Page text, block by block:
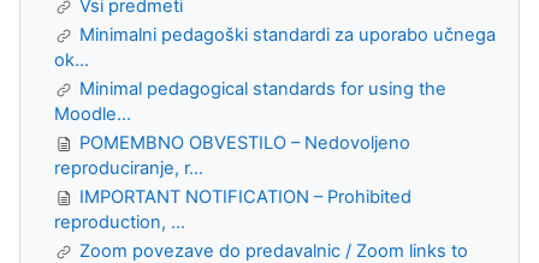
Vsi predmeti
Minimalni pedagoški standardi za uporabo učnega
ok...
Minimal pedagogical standards for using the
Moodle...
POMEMBNO OBVESTILO – Nedovoljeno
reproduciranje, r...
IMPORTANT NOTIFICATION – Prohibited
reproduction, ...
Zoom povezave do predavalnic / Zoom links to